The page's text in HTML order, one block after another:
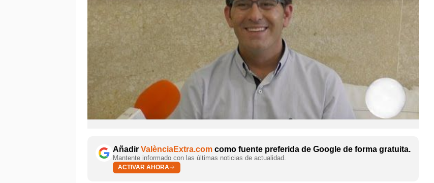
Añadir ValènciaExtra.com como fuente preferida de Google de forma gratuita.
Mantente informado con las últimas noticias de actualidad.
ACTIVAR AHORA